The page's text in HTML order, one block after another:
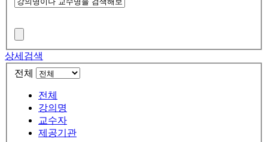
상세검색
전체
전체
강의명
교수자
제공기관